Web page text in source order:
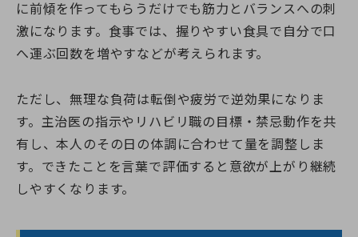
に前傾を作ってもらうだけでも筋力とバランスへの刺
激になります。食事では、握りやすい食具で自分で口
へ運ぶ回数を増やすなどが考えられます。
ただし、無理な負荷は転倒や疲労で逆効果になりま
す。主治医の指示やリハビリ職の目標・禁忌動作を共
有し、本人のその日の体調に合わせて量を調整しま
す。できたことを言葉で評価すると意欲が上がり継続
しやすくなります。